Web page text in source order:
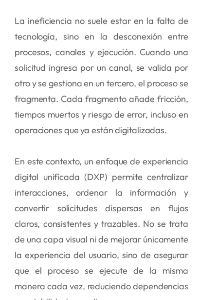
La ineficiencia no suele estar en la falta de
tecnología, sino en la desconexión entre
procesos, canales y ejecución. Cuando una
solicitud ingresa por un canal, se valida por
otro y se gestiona en un tercero, el proceso se
fragmenta. Cada fragmento añade fricción,
tiempos muertos y riesgo de error, incluso en
operaciones que ya están digitalizadas.
En este contexto, un enfoque de experiencia
digital unificada (DXP) permite centralizar
interacciones, ordenar la información y
convertir solicitudes dispersas en flujos
claros, consistentes y trazables. No se trata
de una capa visual ni de mejorar únicamente
la experiencia del usuario, sino de asegurar
que el proceso se ejecute de la misma
manera cada vez, reduciendo dependencias